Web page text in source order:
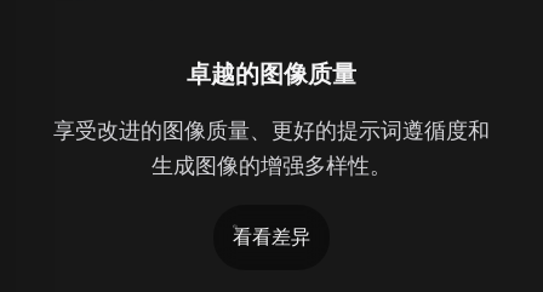
卓越的图像质量
享受改进的图像质量、更好的提示词遵循度和
生成图像的增强多样性。
看看差异